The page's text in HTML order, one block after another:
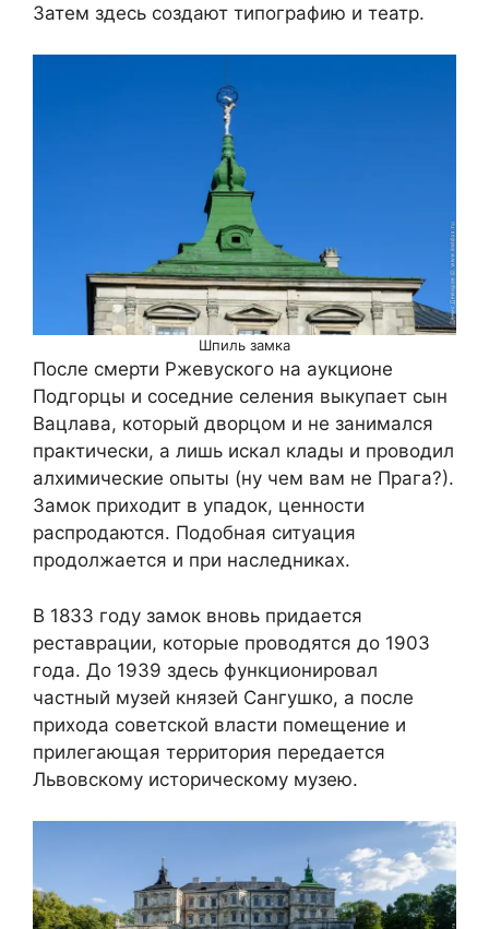
Затем здесь создают типографию и театр.
Шпиль замка
После смерти Ржевуского на аукционе
Подгорцы и соседние селения выкупает сын
Вацлава, который дворцом и не занимался
практически, а лишь искал клады и проводил
алхимические опыты (ну чем вам не Прага?).
Замок приходит в упадок, ценности
распродаются. Подобная ситуация
продолжается и при наследниках.
В 1833 году замок вновь придается
реставрации, которые проводятся до 1903
года. До 1939 здесь функционировал
частный музей князей Сангушко, а после
прихода советской власти помещение и
прилегающая территория передается
Львовскому историческому музею.